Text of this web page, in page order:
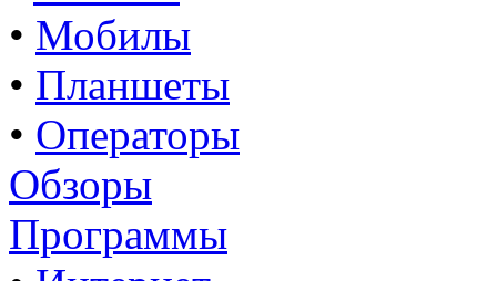
• Мобилы
• Планшеты
• Операторы
Обзоры
Программы